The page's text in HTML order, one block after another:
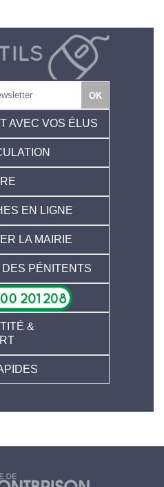
AVEC VOS ÉLUS
EN LIGNE
LA MAIRIE
PÉNITENTS
&